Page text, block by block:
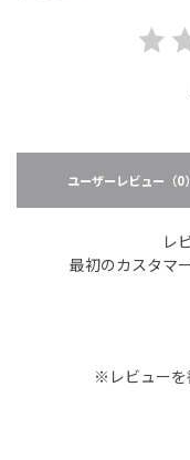
ユーザーレビュー （0）
レ
最初のカスタマ
※レビューを